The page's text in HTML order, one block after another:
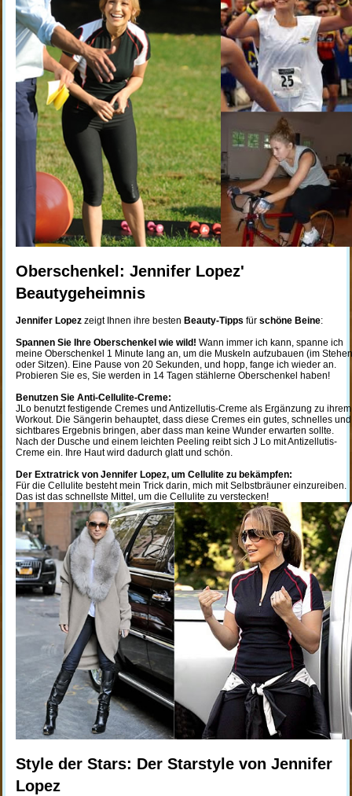
Oberschenkel: Jennifer Lopez'
Beautygeheimnis
Jennifer Lopez zeigt Ihnen ihre besten Beauty-Tipps für schöne Beine:
Spannen Sie Ihre Oberschenkel wie wild! Wann immer ich kann, spanne ich
meine Oberschenkel 1 Minute lang an, um die Muskeln aufzubauen (im Stehen
oder Sitzen). Eine Pause von 20 Sekunden, und hopp, fange ich wieder an.
Probieren Sie es, Sie werden in 14 Tagen stählerne Oberschenkel haben!
Benutzen Sie Anti-Cellulite-Creme:
JLo benutzt festigende Cremes und Antizellutis-Creme als Ergänzung zu ihrem
Workout. Die Sängerin behauptet, dass diese Cremes ein gutes, schnelles und
sichtbares Ergebnis bringen, aber dass man keine Wunder erwarten sollte.
Nach der Dusche und einem leichten Peeling reibt sich J Lo mit Antizellutis-
Creme ein. Ihre Haut wird dadurch glatt und schön.
Der Extratrick von Jennifer Lopez, um Cellulite zu bekämpfen:
Für die Cellulite besteht mein Trick darin, mich mit Selbstbräuner einzureiben.
Das ist das schnellste Mittel, um die Cellulite zu verstecken!
Style der Stars: Der Starstyle von Jennifer
Lopez